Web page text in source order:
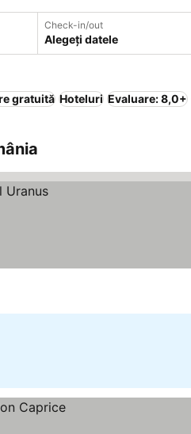
Check-in/out
Alegeți datele
gratuită Hoteluri Evaluare: 8,0+